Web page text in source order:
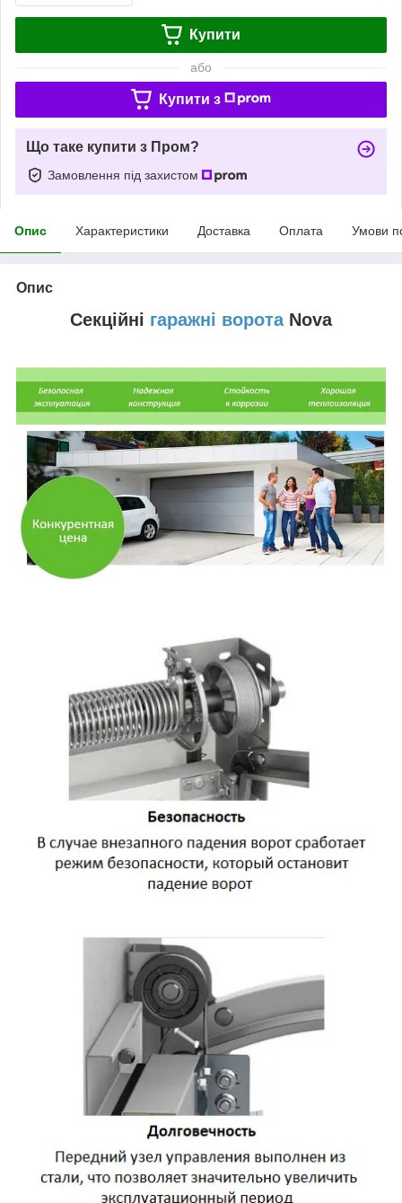
Купити
або
Купити з
Що таке купити з Пром?
Замовлення під захистом
Опис Характеристики Доставка Оплата Умови
Опис
Секційні гаражні воротаNova